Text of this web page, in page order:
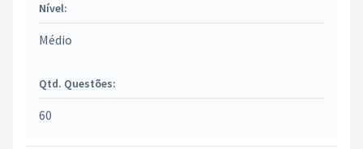
Nível:
Médio
Qtd. Questões:
60